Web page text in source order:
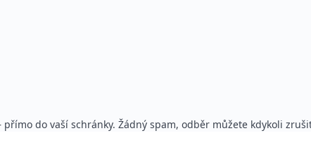
do vaší schránky. Žádný spam, odběr můžete kdykoli